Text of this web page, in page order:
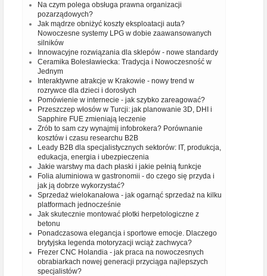
Na czym polega obsługa prawna organizacji
pozarządowych?
Jak mądrze obniżyć koszty eksploatacji auta?
Nowoczesne systemy LPG w dobie zaawansowanych
silników
Innowacyjne rozwiązania dla sklepów - nowe standardy
Ceramika Bolesławiecka: Tradycja i Nowoczesność w
Jednym
Interaktywne atrakcje w Krakowie - nowy trend w
rozrywce dla dzieci i dorosłych
Pomówienie w internecie - jak szybko zareagować?
Przeszczep włosów w Turcji: jak planowanie 3D, DHI i
Sapphire FUE zmieniają leczenie
Zrób to sam czy wynajmij infobrokera? Porównanie
kosztów i czasu researchu B2B
Leady B2B dla specjalistycznych sektorów: IT, produkcja,
edukacja, energia i ubezpieczenia
Jakie warstwy ma dach płaski i jakie pełnią funkcje
Folia aluminiowa w gastronomii - do czego się przyda i
jak ją dobrze wykorzystać?
Sprzedaż wielokanałowa - jak ogarnąć sprzedaż na kilku
platformach jednocześnie
Jak skutecznie montować płotki herpetologiczne z
betonu
Ponadczasowa elegancja i sportowe emocje. Dlaczego
brytyjska legenda motoryzacji wciąż zachwyca?
Frezer CNC Holandia - jak praca na nowoczesnych
obrabiarkach nowej generacji przyciąga najlepszych
specjalistów?